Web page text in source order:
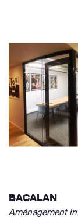
BACALAN
Aménagement